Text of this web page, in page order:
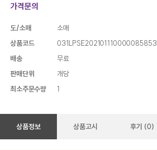
가격문의
도/소매
소매
상품코드
031LPSE202101110000085853
배송
무료
판매단위
개당
최소주문수량
1
상품정보 상품고시 후기 (0)